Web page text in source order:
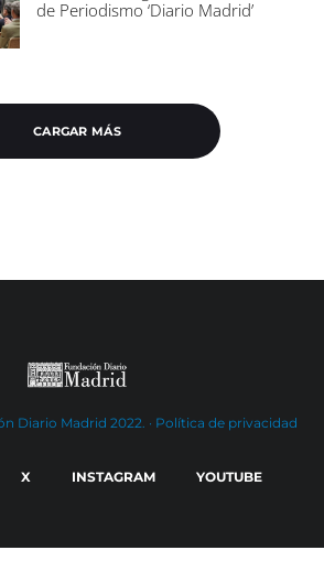
de Periodismo ‘Diario Madrid’
CARGAR MÁS
Diario Madrid 2022. · Política de privacidad
X INSTAGRAM YOUTUBE